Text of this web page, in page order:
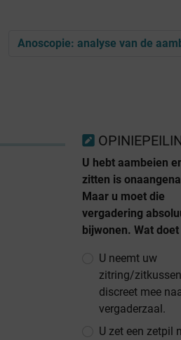
Anoscopie: analyse van de
U hebt aambeien
zitten is
Maar u moet die
vergadering
bijwonen. Wat doet
U neemt uw
zitring/zitkussen
discreet mee
vergaderzaal.
U zet een zetpil